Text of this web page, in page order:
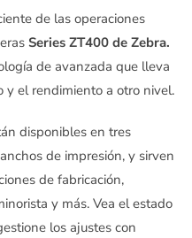
de las operaciones
Series ZT400 de Zebra.
de avanzada que lleva
y el rendimiento a otro nivel.
disponibles en tres
de impresión, y sirven
de fabricación,
y más. Vea el estado
los ajustes con